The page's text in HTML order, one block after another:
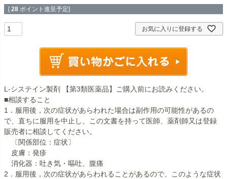
[ 28 ポイント進呈予定]
お気に入りに登録する
L-システイン製剤 【第3類医薬品】ご購入前にお読みください。
■相談すること
1．服用後，次の症状があらわれた場合は副作用の可能性があるの
で、直ちに服用を中止し、この文書を持って医師、薬剤師又は登録
販売者に相談してください。
〔関係部位：症状〕
皮膚：発疹
消化器：吐き気・嘔吐、腹痛
2．服用後，次の症状があらわれることがあるので、このような症状